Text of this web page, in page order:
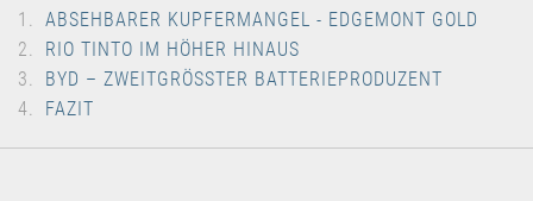
ABSEHBARER KUPFERMANGEL - EDGEMONT GOLD
RIO TINTO IM HÖHER HINAUS
BYD – ZWEITGRÖSSTER BATTERIEPRODUZENT
FAZIT